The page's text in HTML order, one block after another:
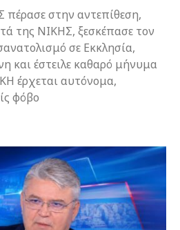
στην αντεπίθεση,
της ΝΙΚΗΣ, ξεσκέπασε τον
σε Εκκλησία,
και έστειλε καθαρό μήνυμα
έρχεται αυτόνομα,
φόβο